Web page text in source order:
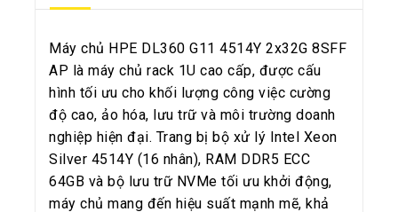
Máy chủ HPE DL360 G11 4514Y 2x32G 8SFF
AP là máy chủ rack 1U cao cấp, được cấu
hình tối ưu cho khối lượng công việc cường
độ cao, ảo hóa, lưu trữ và môi trường doanh
nghiệp hiện đại. Trang bị bộ xử lý Intel Xeon
Silver 4514Y (16 nhân), RAM DDR5 ECC
64GB và bộ lưu trữ NVMe tối ưu khởi động,
máy chủ mang đến hiệu suất mạnh mẽ, khả